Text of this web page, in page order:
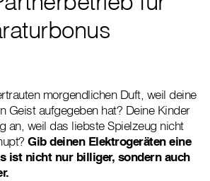
morgendlichen Duft, weil deine
Geist aufgegeben hat? Deine Kinder
an, weil das liebste Spielzeug nicht
Gib deinen Elektrogeräten eine
ist nicht nur billiger, sondern auch